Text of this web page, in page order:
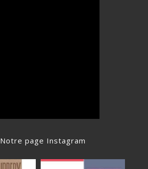
Notre page Instagram